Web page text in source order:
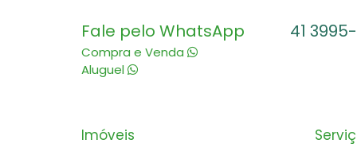
Fale pelo WhatsApp
Compra e Venda
Aluguel
41
Imóveis